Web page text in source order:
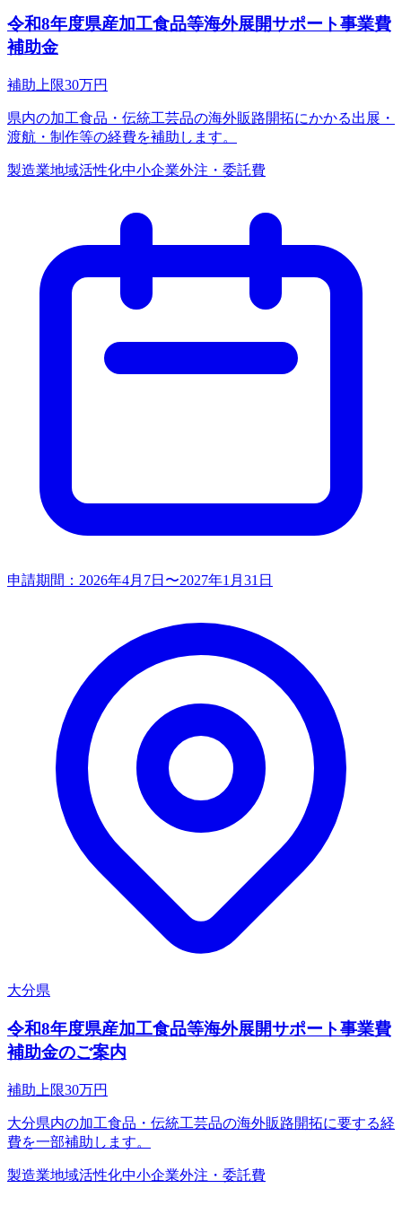
令和8年度県産加工食品等海外展開サポート事業費
補助金
補助上限30万円
県内の加工食品・伝統工芸品の海外販路開拓にかかる出展・
渡航・制作等の経費を補助します。
製造業地域活性化中小企業外注・委託費
申請期間： 2026年4月7日〜2027年1月31日
大分県
令和8年度県産加工食品等海外展開サポート事業費
補助金のご案内
補助上限30万円
大分県内の加工食品・伝統工芸品の海外販路開拓に要する経
費を一部補助します。
製造業地域活性化中小企業外注・委託費